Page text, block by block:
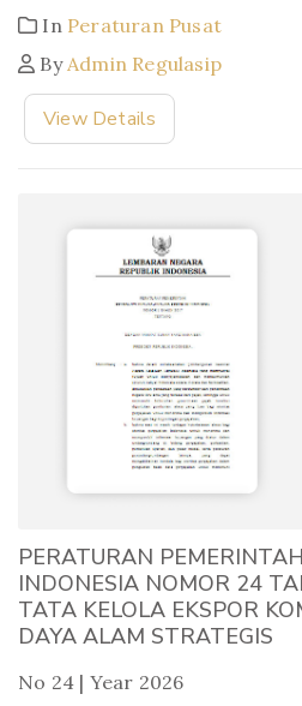
In Peraturan Pusat
ByAdmin Regulasip
View Details
PERATURAN
INDONESIA NOMOR 24
TATA KELOLA EKSPOR
DAYA ALAM STRATEGIS
No 24 | Year 2026